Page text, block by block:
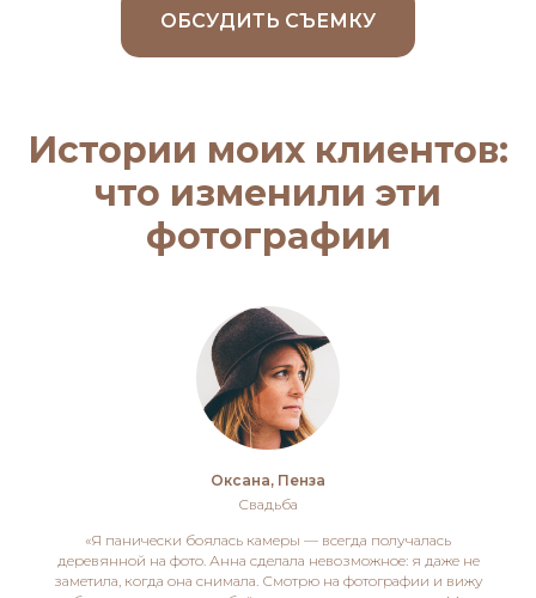
ОБСУДИТЬ СЪЕМКУ
Истории моих клиентов:
что изменили эти
фотографии
Оксана, Пенза
Свадьба
«Я панически боялась камеры — всегда получалась
деревянной на фото. Анна сделала невозможное: я даже не
заметила, когда она снимала. Смотрю на фотографии и вижу